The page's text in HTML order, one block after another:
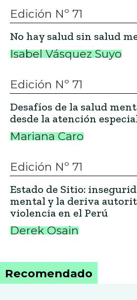
Edición Nº 71
No hay salud sin salud
Isabel Vásquez Suyo
Edición Nº 71
Desafíos de la salud
desde la atención
Mariana Caro
Edición Nº 71
Estado de Sitio:
mental y la deriva
violencia en el Perú
Derek Osain
Recomendado